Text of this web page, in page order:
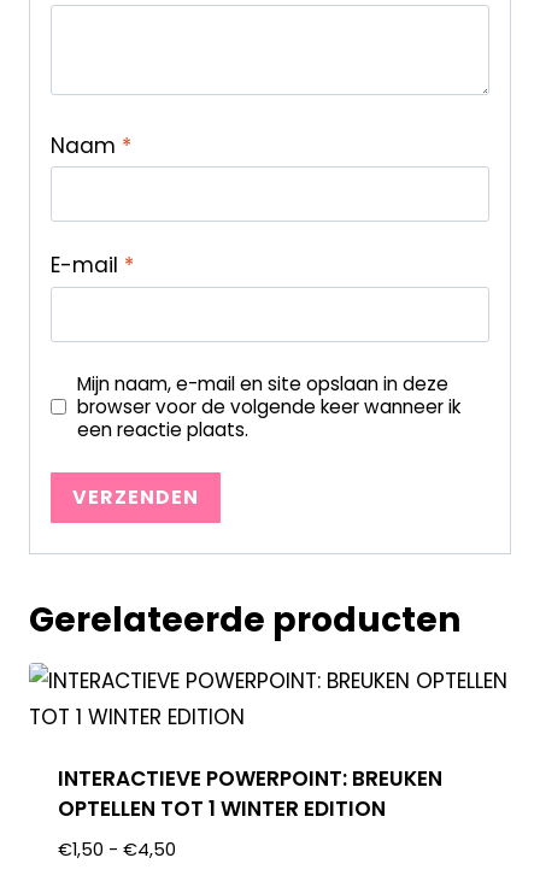
Naam *
E-mail *
Mijn naam, e-mail en site opslaan in deze
browser voor de volgende keer wanneer ik
een reactie plaats.
Gerelateerde producten
INTERACTIEVE POWERPOINT: BREUKEN
OPTELLEN TOT 1 WINTER EDITION
€1,50 - €4,50